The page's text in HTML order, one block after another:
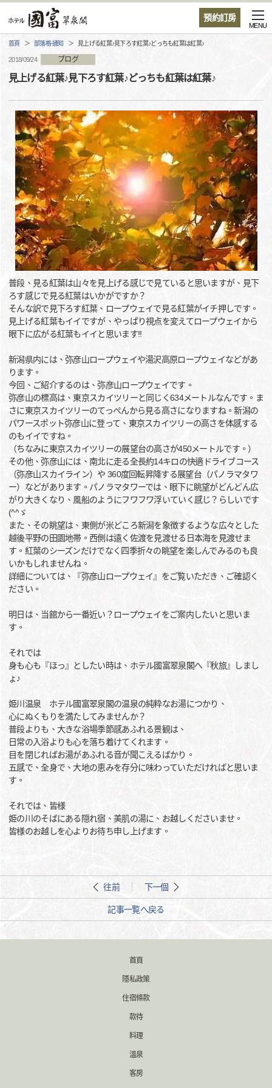
預約訂房
MENU
首頁 部落格·通知 見上げる紅葉♪見下ろす紅葉♪どっちも紅葉は紅葉♪
2018/09/24 ブログ
見上げる紅葉♪見下ろす紅葉♪どっちも紅葉は紅葉♪
普段、見る紅葉は山々を見上げる感じで見ていると思いますが、見下
ろす感じで見る紅葉はいかがですか？
そんな訳で見下ろす紅葉、ロープウェイで見る紅葉がイチ押しです。
見上げる紅葉もイイですが、やっぱり視点を変えてロープウェイから
眼下に広がる紅葉もイイと思います!!
新潟県内には、弥彦山ロープウェイや湯沢高原ロープウェイなどがあ
ります。
今回、ご紹介するのは、弥彦山ロープウェイです。
弥彦山の標高は、東京スカイツリーと同じく634メートルなんです。ま
さに東京スカイツリーのてっぺんから見る高さになりますね。新潟の
パワースポット弥彦山に登って、東京スカイツリーの高さを体感する
のもイイですね。
（ちなみに東京スカイツリーの展望台の高さが450メートルです。）
その他、弥彦山には、南北に走る全長約14キロの快適ドライブコース
（弥彦山スカイライン）や 360度回転昇降する展望台（パノラマタワ
ー）などがあります。パノラマタワーでは、眼下に眺望がどんどん広
がり大きくなり、風船のようにフワフワ浮いていく感じ？らしいです
(^^ゞ
また、その眺望は、東側が米どころ新潟を象徴するような広々とした
越後平野の田園地帯。西側は遠く佐渡を見渡せる日本海を見渡せま
す。紅葉のシーズンだけでなく四季折々の眺望を楽しんでみるのも良
いかもしれませんね。
詳細については、『弥彦山ロープウェイ』をご覧いただき、ご確認く
ださい。
明日は、当館から一番近い？ロープウェイをご案内したいと思いま
す。
それでは
身も心も『ほっ』としたい時は、ホテル國富翠泉閣へ『秋旅』しまし
ょ♪
姫川温泉 ホテル國富翠泉閣の温泉の純粋なお湯につかり、
心にぬくもりを満たしてみませんか？
普段よりも、大きな浴場季節感あふれる景観は、
日常の入浴よりも心を落ち着けてくれます。
目を閉じればお湯があふれる音が聞こえるばかり。
五感で、全身で、大地の恵みを存分に味わっていただければと思いま
す。
それでは、皆様
姫の川のそばにある隠れ宿、美肌の湯に、お越しくださいませ。
皆様のお越しを心よりお待ち申し上げます。
往前 下一個
記事一覧へ戻る
首頁
隱私政策
住宿條款
款待
料理
溫泉
客房